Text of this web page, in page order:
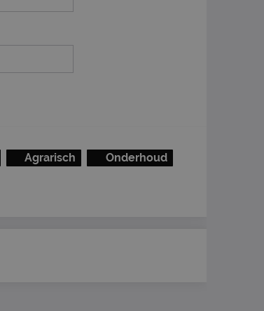
Agrarisch
Onderhoud